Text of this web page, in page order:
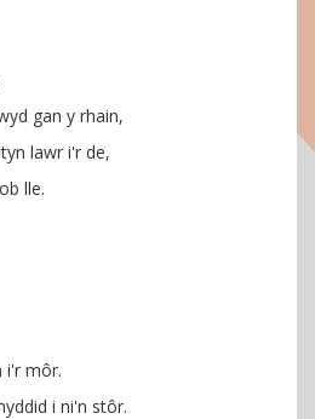
gan y rhain,
lawr i'r de,
lle.
i'r môr.
i ni'n stôr.